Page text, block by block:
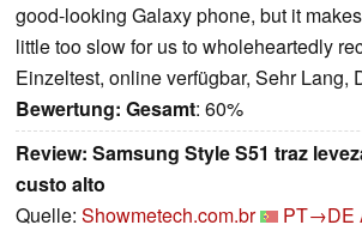
good-looking Galaxy phone, but it
little too slow for us to wholeheartedly
Einzeltest, online verfügbar, Sehr Lang,
Bewertung: Gesamt: 60%
Review: Samsung Style S51 traz
custo alto
Quelle: Showmetech.com.br PT→DE